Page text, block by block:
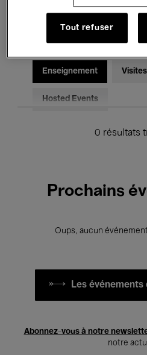
Pour tous Kids’
Enseignement
Hosted Events
0 résultats
Prochains
Oups, aucun
Les
Abonnez-vous à notre
notre
Tout refuser